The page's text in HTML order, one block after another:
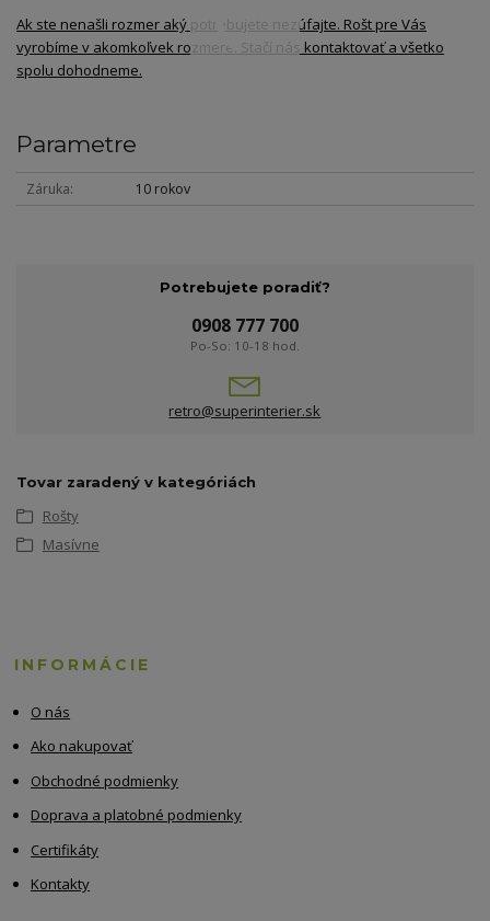
Ak ste nenašli rozmer aký potrebujete nezúfajte. Rošt pre Vás
vyrobíme v akomkoľvek rozmere. Stačí nás kontaktovať a všetko
spolu dohodneme.
Parametre
Záruka 10 rokov
Potrebujete poradiť?
0908 777 700
Po-So: 10-18 hod.
retro@superinterier.sk
Tovar zaradený v kategóriách
Rošty
Masívne
INFORMÁCIE
O nás
Ako nakupovať
Obchodné podmienky
Doprava a platobné podmienky
Certifikáty
Kontakty